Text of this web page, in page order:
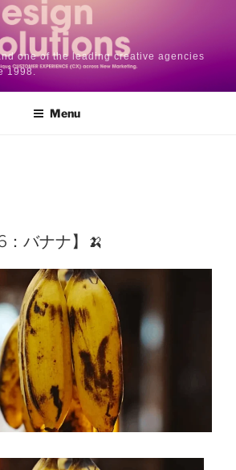
one of the leading creative agencies
1998.
Menu
：バナナ】🍌